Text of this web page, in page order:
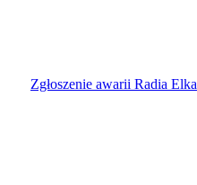
Zgłoszenie awarii Radia Elka